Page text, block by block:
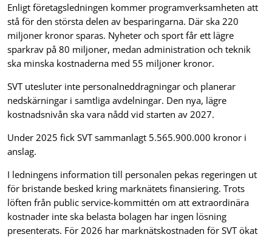
Enligt företagsledningen kommer programverksamheten att
stå för den största delen av besparingarna. Där ska 220
miljoner kronor sparas. Nyheter och sport får ett lägre
sparkrav på 80 miljoner, medan administration och teknik
ska minska kostnaderna med 55 miljoner kronor.
SVT utesluter inte personalneddragningar och planerar
nedskärningar i samtliga avdelningar. Den nya, lägre
kostnadsnivån ska vara nådd vid starten av 2027.
Under 2025 fick SVT sammanlagt 5.565.900.000 kronor i
anslag.
I ledningens information till personalen pekas regeringen ut
för bristande besked kring marknätets finansiering. Trots
löften från public service-kommittén om att extraordinära
kostnader inte ska belasta bolagen har ingen lösning
presenterats. För 2026 har marknätskostnaden för SVT ökat